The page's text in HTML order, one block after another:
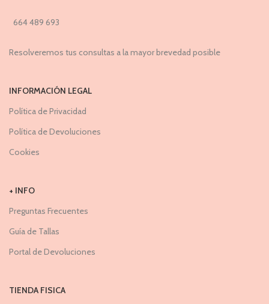
664 489 693
Resolveremos tus consultas a la mayor brevedad posible
INFORMACIÓN LEGAL
Política de Privacidad
Política de Devoluciones
Cookies
+ INFO
Preguntas Frecuentes
Guía de Tallas
Portal de Devoluciones
TIENDA FISICA